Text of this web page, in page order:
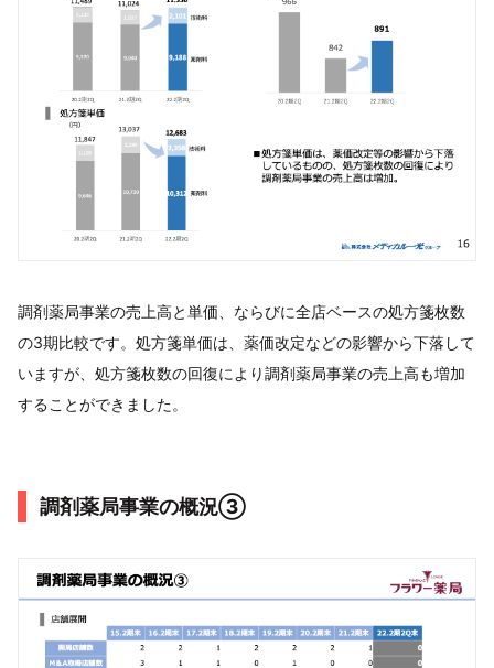
調剤薬局事業の売上高と単価、ならびに全店ベースの処方箋枚数
の3期比較です。処方箋単価は、薬価改定などの影響から下落して
いますが、処方箋枚数の回復により調剤薬局事業の売上高も増加
することができました。
調剤薬局事業の概況③